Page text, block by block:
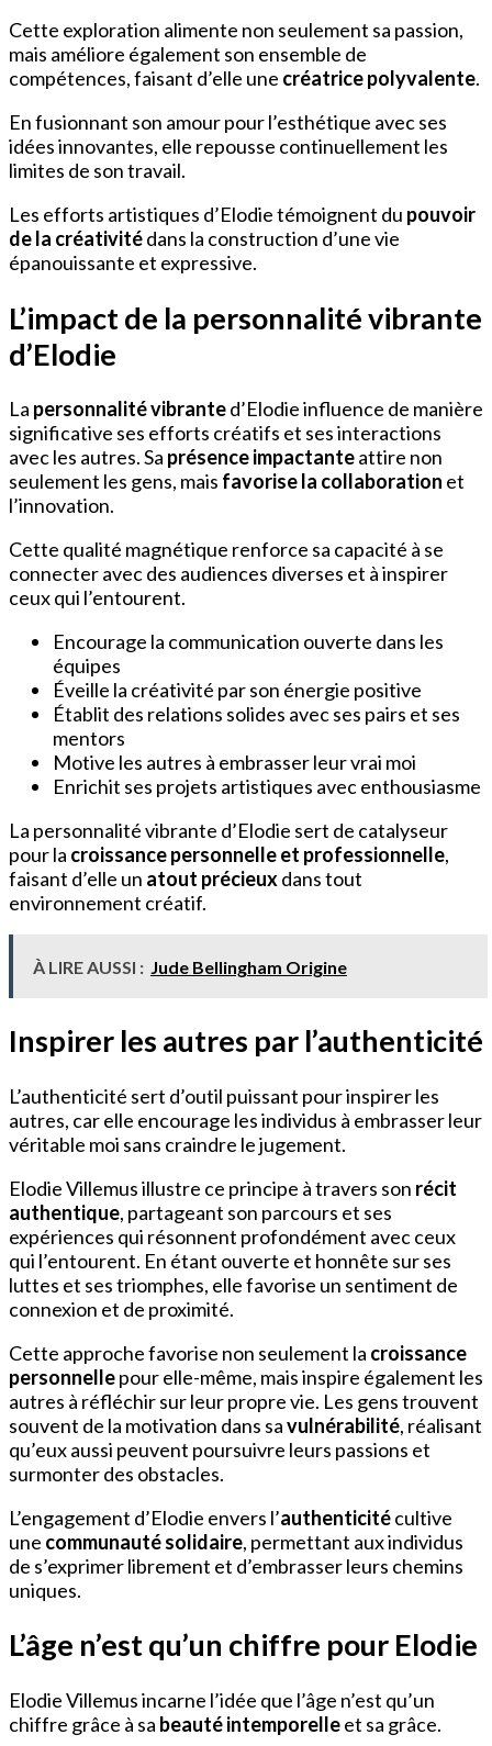
Cette exploration alimente non seulement sa passion,
mais améliore également son ensemble de
compétences, faisant d’elle une créatrice polyvalente.
En fusionnant son amour pour l’esthétique avec ses
idées innovantes, elle repousse continuellement les
limites de son travail.
Les efforts artistiques d’Elodie témoignent du pouvoir
de la créativitédans la construction d’une vie
épanouissante et expressive.
L’impact de la personnalité vibrante
d’Elodie
La personnalité vibranted’Elodie influence de manière
significative ses efforts créatifs et ses interactions
avec les autres. Sa présence impactanteattire non
seulement les gens, mais favorise la collaboration et
l’innovation.
Cette qualité magnétique renforce sa capacité à se
connecter avec des audiences diverses et à inspirer
ceux qui l’entourent.
Encourage la communication ouverte dans les
équipes
Éveille la créativité par son énergie positive
Établit des relations solides avec ses pairs et ses
mentors
Motive les autres à embrasser leur vrai moi
Enrichit ses projets artistiques avec enthousiasme
La personnalité vibrante d’Elodie sert de catalyseur
pour la croissance personnelle et professionnelle,
faisant d’elle un atout précieuxdans tout
environnement créatif.
À LIRE AUSSI : Jude Bellingham Origine
Inspirer les autres par l’authenticité
L’authenticité sert d’outil puissant pour inspirer les
autres, car elle encourage les individus à embrasser leur
véritable moi sans craindre le jugement.
Elodie Villemus illustre ce principe à travers son récit
authentique, partageant son parcours et ses
expériences qui résonnent profondément avec ceux
qui l’entourent. En étant ouverte et honnête sur ses
luttes et ses triomphes, elle favorise un sentiment de
connexion et de proximité.
Cette approche favorise non seulement la croissance
personnellepour elle-même, mais inspire également les
autres à réfléchir sur leur propre vie. Les gens trouvent
souvent de la motivation dans savulnérabilité, réalisant
qu’eux aussi peuvent poursuivre leurs passions et
surmonter des obstacles.
L’engagement d’Elodie envers l’authenticitécultive
une communauté solidaire, permettant aux individus
de s’exprimer librement et d’embrasser leurs chemins
uniques.
L’âge n’est qu’un chiffre pour Elodie
Elodie Villemus incarne l’idée que l’âge n’est qu’un
chiffre grâce à sa beauté intemporelleet sa grâce.